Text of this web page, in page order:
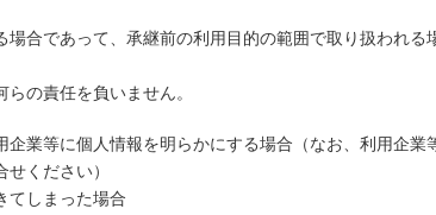
合であって、承継前の利用目的の範囲で取り扱われる
の責任を負いません。
業等に個人情報を明らかにする場合（なお、利用企業
ください）
てしまった場合